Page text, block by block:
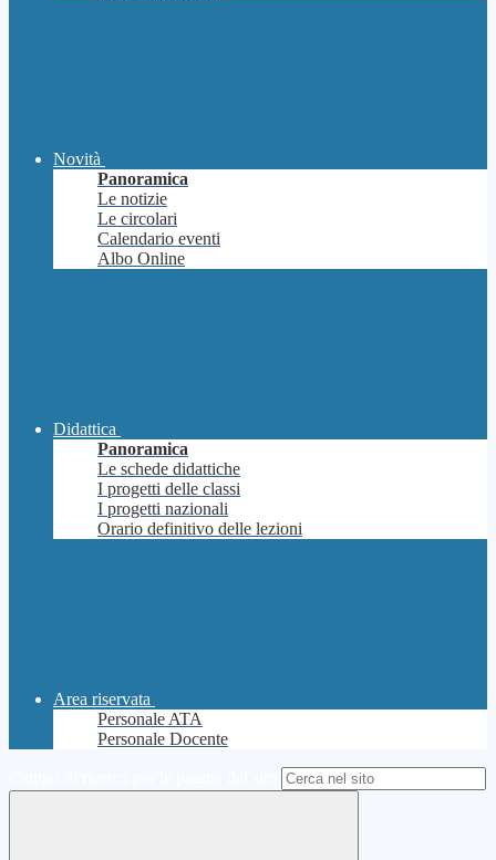
Novità
Panoramica
Le notizie
Le circolari
Calendario eventi
Albo Online
Didattica
Panoramica
Le schede didattiche
I progetti delle classi
I progetti nazionali
Orario definitivo delle lezioni
Area riservata
Personale ATA
Personale Docente